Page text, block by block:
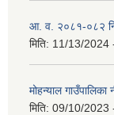
आ. व. २०८१-०८२
मिति: 11/13/2024
मोहन्याल
मिति: 09/10/2023